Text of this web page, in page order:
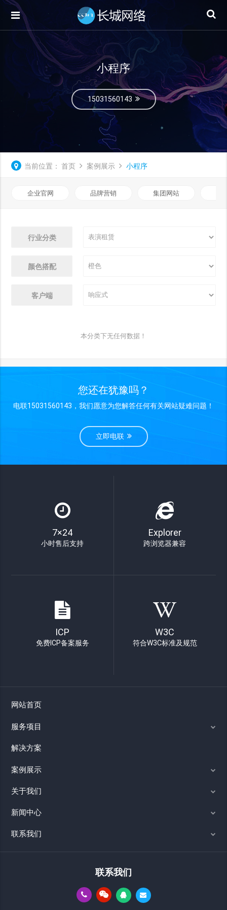
小程序
15031560143
当前位置： 首页 案例展示 小程序
企业官网 品牌营销 集团网站
行业分类
颜色搭配
客户端
本分类下无任何数据！
您还在犹豫吗？
电联15031560143，我们愿意为您解答任何有关网站疑难问题！
立即电联
7×24
小时售后支持
Explorer
跨浏览器兼容
ICP
免费ICP备案服务
W3C
符合W3C标准及规范
网站首页
服务项目
解决方案
案例展示
关于我们
新闻中心
联系我们
联系我们